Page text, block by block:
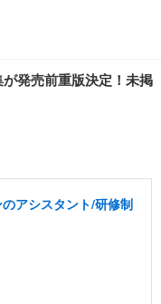
発売前重版決定！未掲
アシスタント/研修制